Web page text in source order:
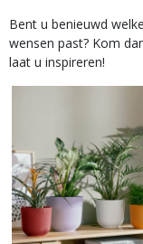
Bent u benieuwd
wensen past? Kom
laat u inspireren!